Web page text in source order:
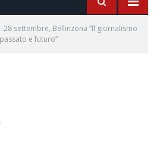
28 settembre, Bellinzona “Il giornalismo
e futuro”